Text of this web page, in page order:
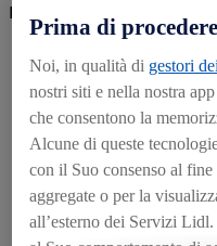
L’obiettivo per il 2030 è
Concrete possibilità di
un processo annuale
quale vengono
raggiunte, le
sviluppo futuro.
Prima di
Noi, in qualità di gestori
nostri siti e nella nostra
che consentono la
Alcune di queste
con il Suo consenso al
aggregate o per la
all’esterno dei Servizi